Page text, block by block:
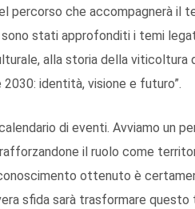
percorso che accompagnerà il
stati approfonditi i temi
alla storia della
identità, visione e futuro”.
di eventi. Avviamo un
il ruolo come
ottenuto è
sfida sarà trasformare questo